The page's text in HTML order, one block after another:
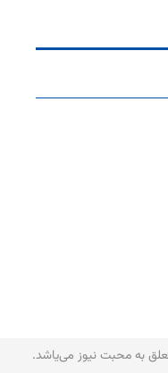
به محبت نیوز می‌یاشد.